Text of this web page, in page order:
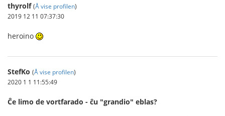
thyrolf (Å vise profilen)
2019 12 11 07:37:30
heroino
StefKo (Å vise profilen)
2020 1 1 11:55:49
Ĉe limo de vortfarado - ĉu "grandio" eblas?